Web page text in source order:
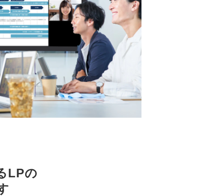
LPの